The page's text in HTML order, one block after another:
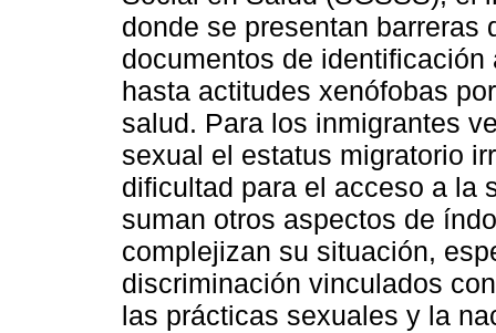
donde se presentan barreras
documentos de
hasta actitudes xenófobas
salud. Para los inmigrantes
sexual el estatus migratorio
dificultad para el acceso a la
suman otros aspectos de
complejizan su situación,
discriminación vinculados
las prácticas sexuales y la